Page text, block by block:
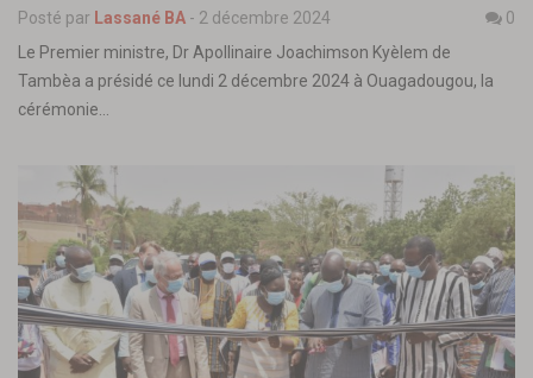
Posté par Lassané BA - 2 décembre 2024
0
Le Premier ministre, Dr Apollinaire Joachimson Kyèlem de
Tambèa a présidé ce lundi 2 décembre 2024 à Ouagadougou, la
cérémonie…